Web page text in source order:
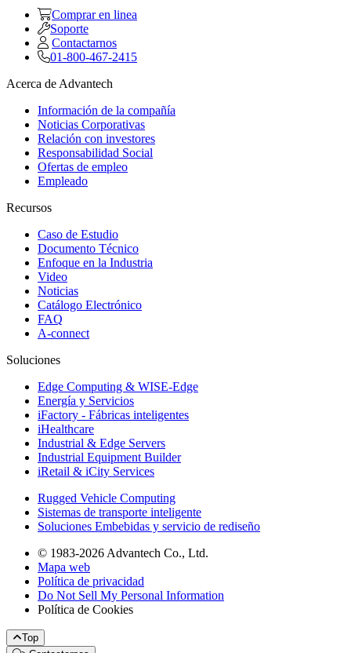
Comprar en linea
Soporte
Contactarnos
01-800-467-2415
Acerca de Advantech
Información de la compañía
Noticias Corporativas
Relación con investores
Responsabilidad Social
Ofertas de empleo
Empleado
Recursos
Caso de Estudio
Documento Técnico
Enfoque en la Industria
Video
Noticias
Catálogo Electrónico
FAQ
A-connect
Soluciones
Edge Computing & WISE-Edge
Energía y Servicios
iFactory - Fábricas inteligentes
iHealthcare
Industrial & Edge Servers
Industrial Equipment Builder
iRetail & iCity Services
Rugged Vehicle Computing
Sistemas de transporte inteligente
Soluciones Embebidas y servicio de rediseño
© 1983-2026 Advantech Co., Ltd.
Mapa web
Política de privacidad
Do Not Sell My Personal Information
Política de Cookies
Top